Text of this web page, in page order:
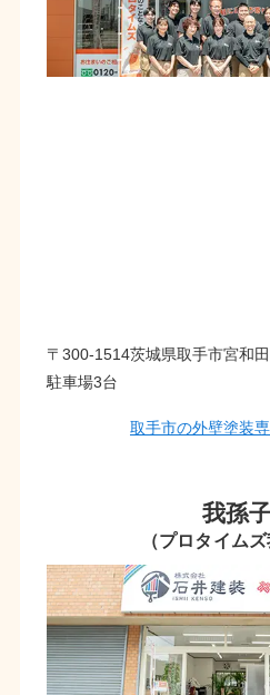
〒300-1514茨城県取手市宮和
駐車場3台
取手市の外壁塗装
我孫
（プロタイム